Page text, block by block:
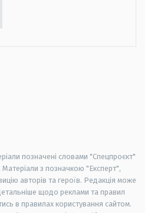
позначені словами "Спецпроєкт"
з позначкою "Експерт",
авторів та героїв. Редакція може
щодо реклами та правил
в правилах користування сайтом.